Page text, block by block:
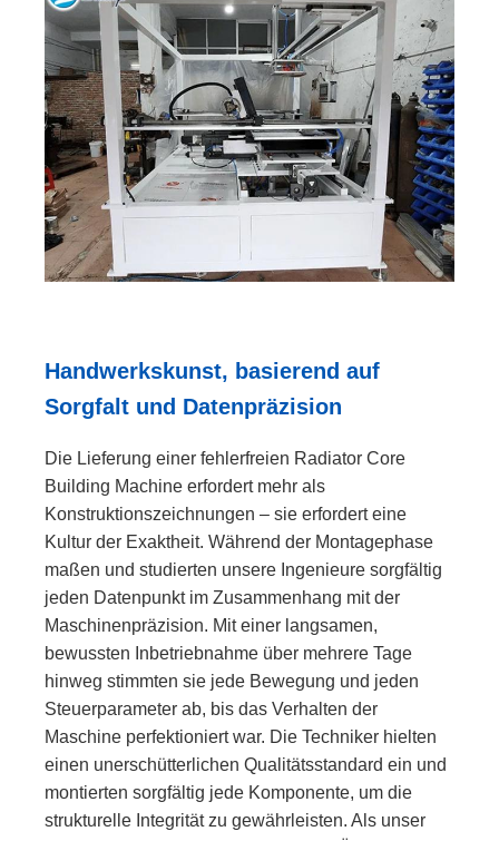
Handwerkskunst, basierend auf
Sorgfalt und Datenpräzision
Die Lieferung einer fehlerfreien Radiator Core
Building Machine erfordert mehr als
Konstruktionszeichnungen – sie erfordert eine
Kultur der Exaktheit. Während der Montagephase
maßen und studierten unsere Ingenieure sorgfältig
jeden Datenpunkt im Zusammenhang mit der
Maschinenpräzision. Mit einer langsamen,
bewussten Inbetriebnahme über mehrere Tage
hinweg stimmten sie jede Bewegung und jeden
Steuerparameter ab, bis das Verhalten der
Maschine perfektioniert war. Die Techniker hielten
einen unerschütterlichen Qualitätsstandard ein und
montierten sorgfältig jede Komponente, um die
strukturelle Integrität zu gewährleisten. Als unser